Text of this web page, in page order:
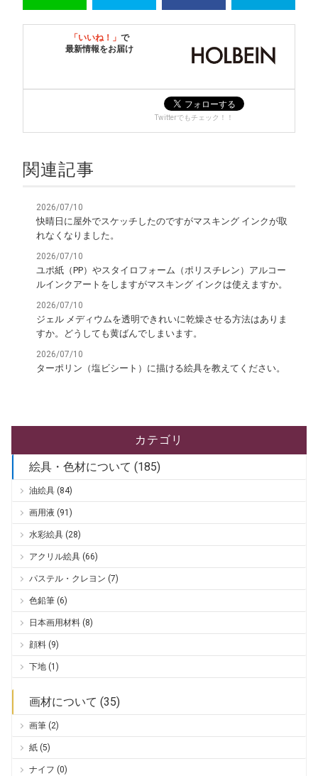
「いいね！」で
最新情報をお届け
Twitterでもチェック！！
関連記事
2026/07/10
快晴日に屋外でスケッチしたのですがマスキング インクが取
れなくなりました。
2026/07/10
ユポ紙（PP）やスタイロフォーム（ポリスチレン）アルコー
ルインクアートをしますがマスキング インクは使えますか。
2026/07/10
ジェル メディウムを透明できれいに乾燥させる方法はありま
すか。どうしても黄ばんでしまいます。
2026/07/10
ターポリン（塩ビシート）に描ける絵具を教えてください。
カテゴリ
絵具・色材について (185)
油絵具 (84)
画用液 (91)
水彩絵具 (28)
アクリル絵具 (66)
パステル・クレヨン (7)
色鉛筆 (6)
日本画用材料 (8)
顔料 (9)
下地 (1)
画材について (35)
画筆 (2)
紙 (5)
ナイフ (0)